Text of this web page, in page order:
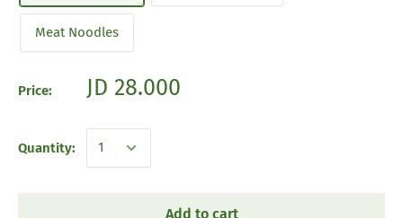
Meat Noodles
Price: JD 28.000
Quantity:
Add to cart